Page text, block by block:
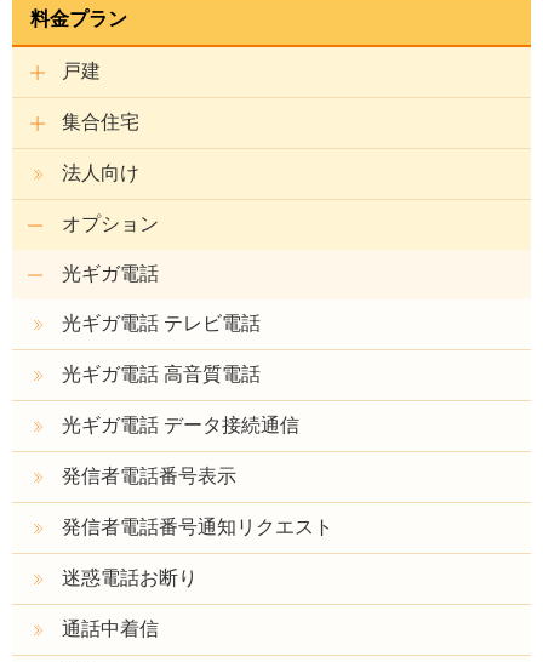
料金プラン
戸建
集合住宅
法人向け
オプション
光ギガ電話
光ギガ電話 テレビ電話
光ギガ電話 高音質電話
光ギガ電話 データ接続通信
発信者電話番号表示
発信者電話番号通知リクエスト
迷惑電話お断り
通話中着信